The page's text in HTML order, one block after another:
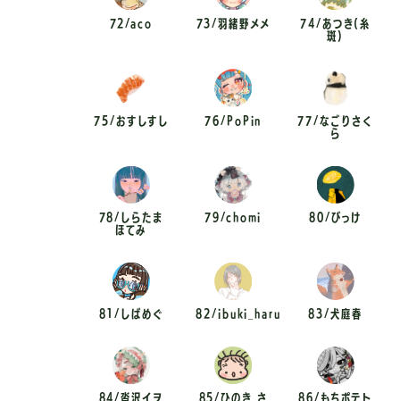
72/aco 73/羽緒野メメ 74/あつき(糸
斑)
75/おすしすし 76/PoPin 77/なごりさく
ら
78/しらたま
ほてみ
79/chomi 80/びっけ
81/しばめぐ 82/ibuki_haru 83/犬庭春